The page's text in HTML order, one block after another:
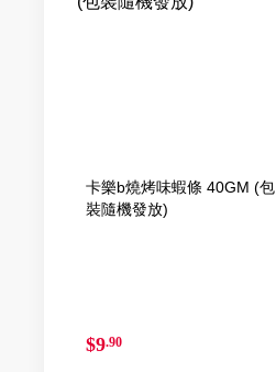
卡樂b燒烤味蝦條 40GM (包
裝隨機發放)
$9.90